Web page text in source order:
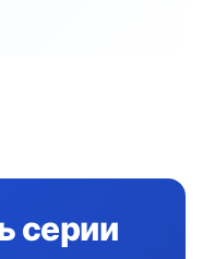
серии